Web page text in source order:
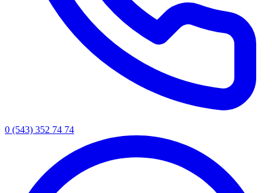
0 (543) 352 74 74